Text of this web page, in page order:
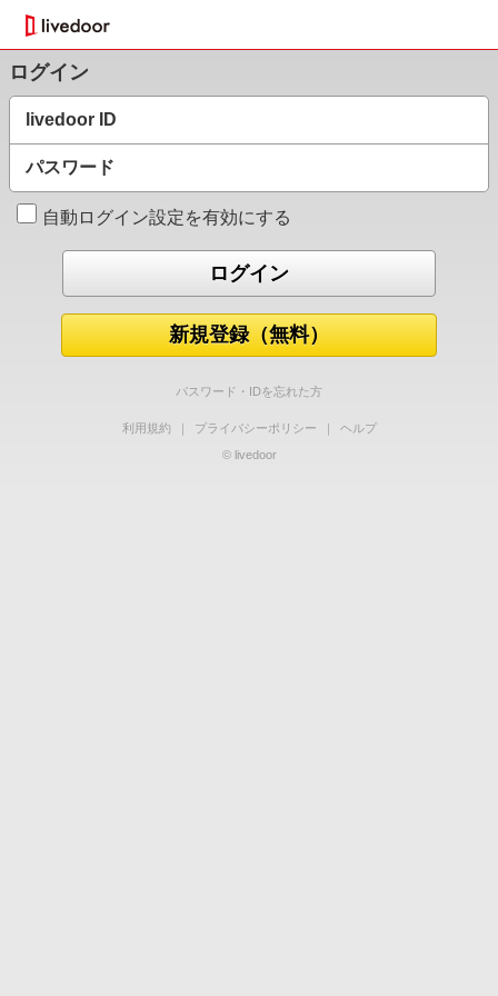
ログイン
livedoor ID
パスワード
自動ログイン設定を有効にする
新規登録（無料）
パスワード・IDを忘れた方
利用規約 ｜ プライバシーポリシー ｜
ヘルプ
© livedoor